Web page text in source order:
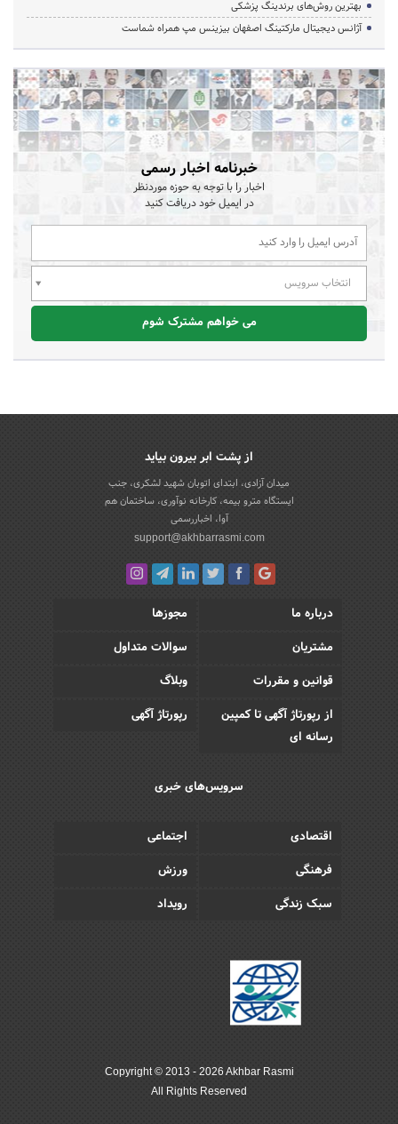
بهترین روش‌های برندینگ پزشکی
آژانس دیجیتال مارکتینگ اصفهان بیزینس مپ همراه شماست
خبرنامه اخبار رسمی
اخبار را با توجه به حوزه موردنظر
در ایمیل خود دریافت کنید
انتخاب سرویس
می خواهم مشترک شوم
از پشت ابر بیرون بیاید
میدان آزادی، ابتدای اتوبان شهید لشکری، جنب
ایستگاه مترو بیمه، کارخانه نوآوری، ساختمان هم
آوا، اخباررسمی
support@akhbarrasmi.com
درباره ما
مجوزها
مشتریان
سوالات متداول
قوانین و مقررات
وبلاگ
از رپورتاژ آگهی تا کمپین
رسانه ای
رپورتاژ آگهی
سرویس‌های خبری
اقتصادی
اجتماعی
فرهنگی
ورزش
سبک زندگی
رویداد
Copyright © 2013 - 2026 Akhbar Rasmi
All Rights Reserved